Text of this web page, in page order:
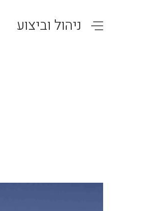
ניהול וביצוע